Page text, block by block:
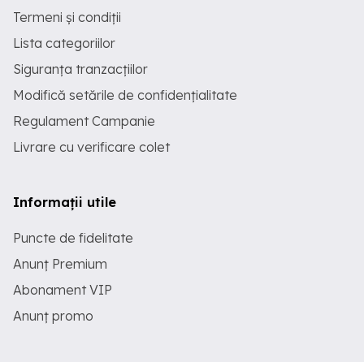
Termeni și condiții
Lista categoriilor
Siguranța tranzacțiilor
Modifică setările de confidențialitate
Regulament Campanie
Livrare cu verificare colet
Informații utile
Puncte de fidelitate
Anunț Premium
Abonament VIP
Anunț promo